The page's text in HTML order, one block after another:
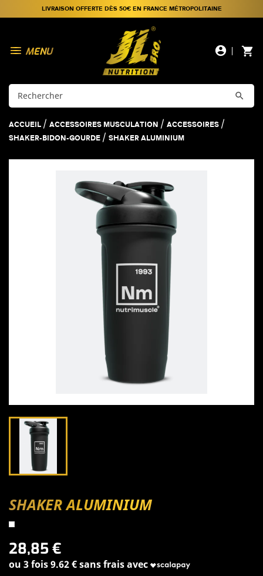
LIVRAISON OFFERTE DÈS 50€ EN FRANCE MÉTROPOLITAINE
 account_circle shopping_cart

ACCUEIL ACCESSOIRES MUSCULATION
ACCESSOIRES
SHAKER-BIDON-GOURDE
SHAKER ALUMINIUM
SHAKER ALUMINIUM
28,85 €
ou 3 fois 9.62 € sans frais avec